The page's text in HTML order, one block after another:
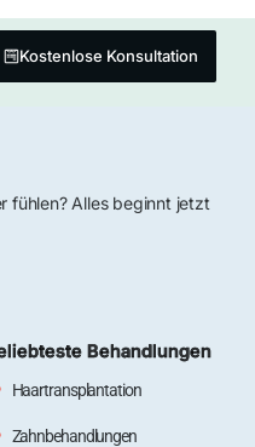
Kostenlose Konsultation
fühlen? Alles beginnt jetzt
Behandlungen
Haartransplantation
Zahnbehandlungen